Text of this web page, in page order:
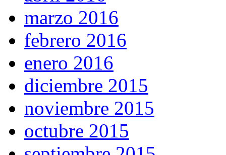
marzo 2016
febrero 2016
enero 2016
diciembre 2015
noviembre 2015
octubre 2015